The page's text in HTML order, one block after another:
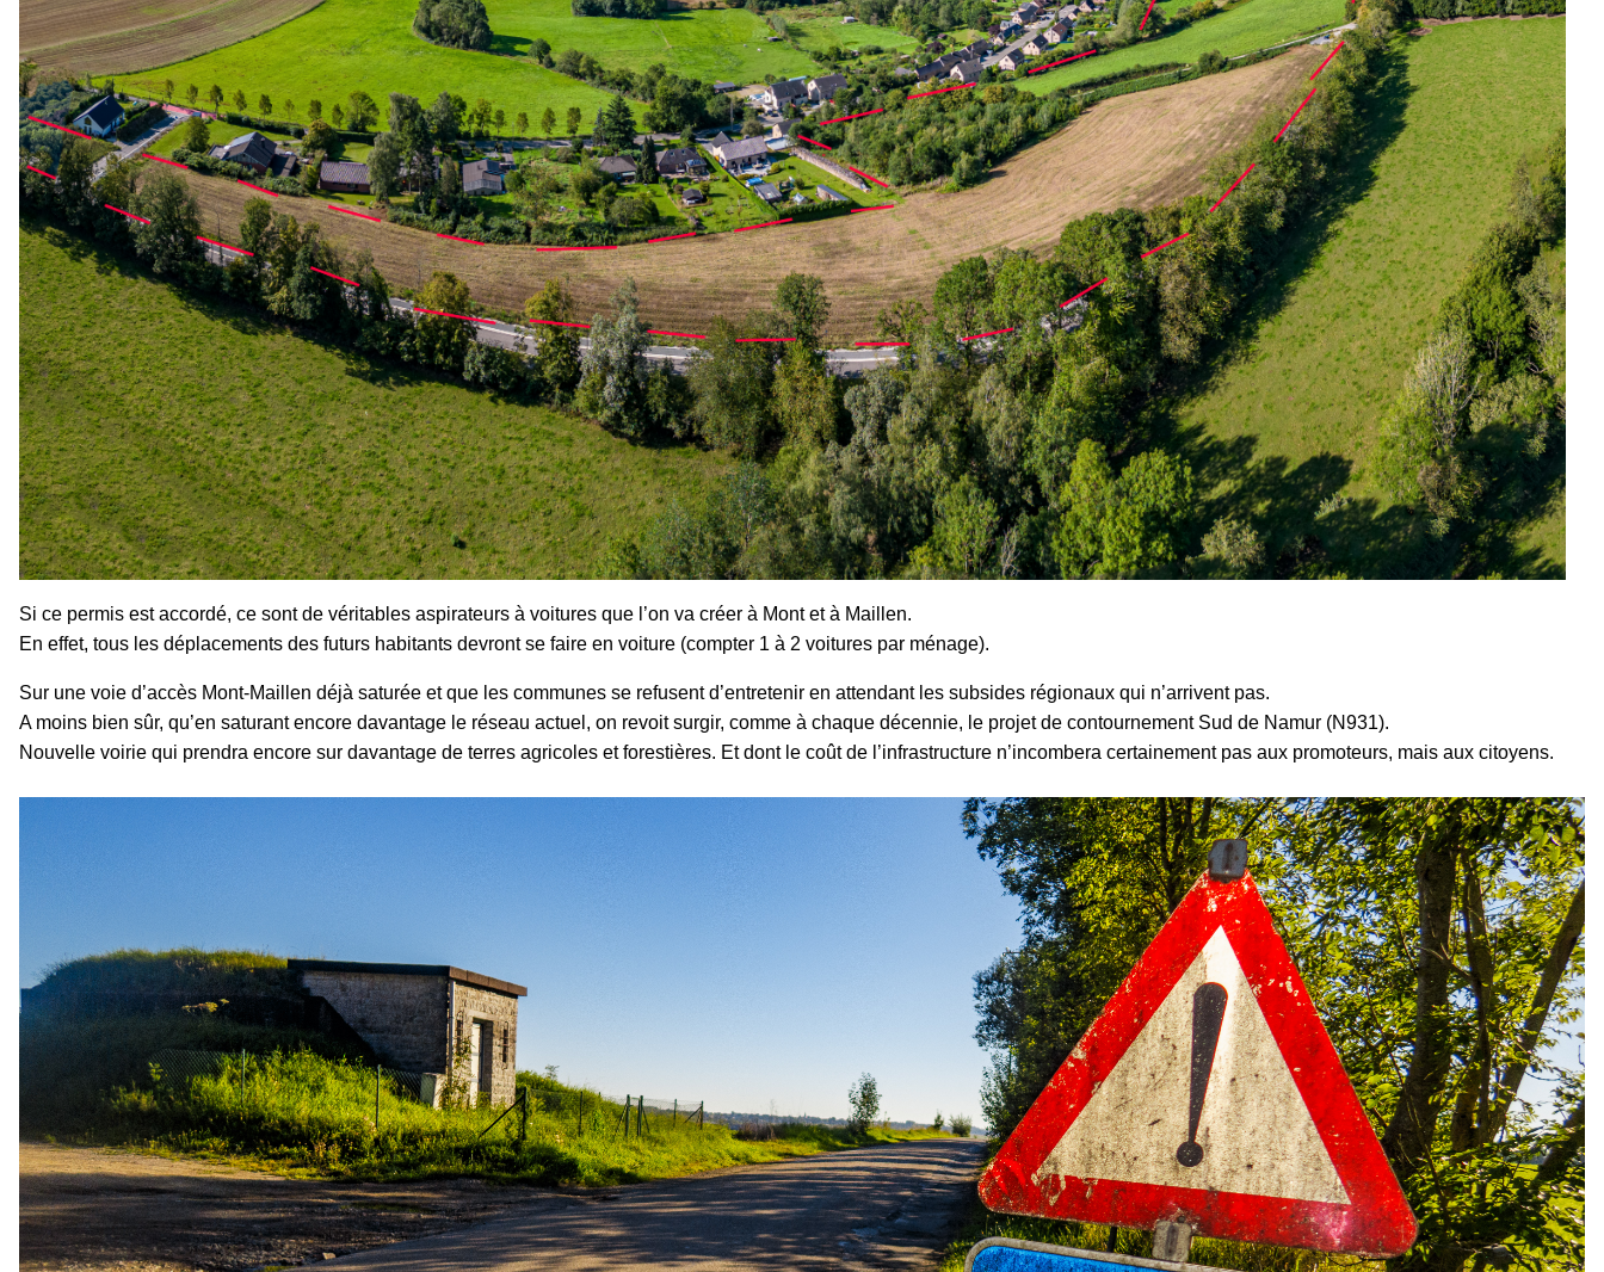
Si ce permis est accordé, ce sont de véritables aspirateurs à voitures que l’on va créer à Mont et à Maillen.
En effet, tous les déplacements des futurs habitants devront se faire en voiture (compter 1 à 2 voitures par ménage).
Sur une voie d’accès Mont-Maillen déjà saturée et que les communes se refusent d’entretenir en attendant les subsides régionaux qui n’arrivent pas.
A moins bien sûr, qu’en saturant encore davantage le réseau actuel, on revoit surgir, comme à chaque décennie, le projet de contournement Sud de Namur (N931).
Nouvelle voirie qui prendra encore sur davantage de terres agricoles et forestières. Et dont le coût de l’infrastructure n’incombera certainement pas aux promoteurs, mais aux citoyens.